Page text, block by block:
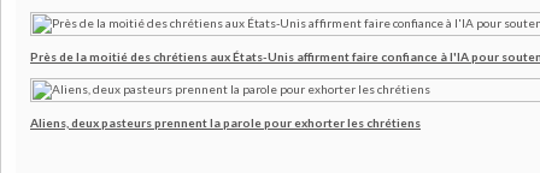
Près de la moitié des chrétiens aux États-Unis affirment faire confiance à l'IA pour
Aliens, deux pasteurs prennent la parole pour exhorter les chrétiens